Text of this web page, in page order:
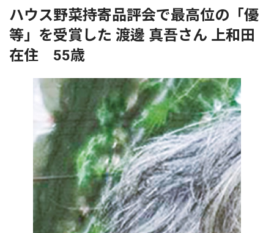
ハウス野菜持寄品評会で最高位の「優
等」を受賞した 渡邊 真吾さん 上和田
在住 55歳